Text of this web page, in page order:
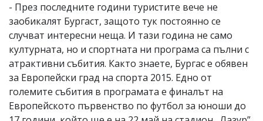
- През последните години туристите вече не
заобикалят Бургаст, защото тук постоянно се
случват интересни неща. И тази година не само
културната, но и спортната ни програма са пълни с
атрактивни събития. Както знаете, Бургас е обявен
за Европейски град на спорта 2015. Едно от
големите събития в програмата е финалът на
Европейското първенство по футбол за юноши до